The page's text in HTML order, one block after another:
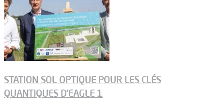
STATION SOL OPTIQUE POUR LES CLÉS
QUANTIQUES D’EAGLE 1